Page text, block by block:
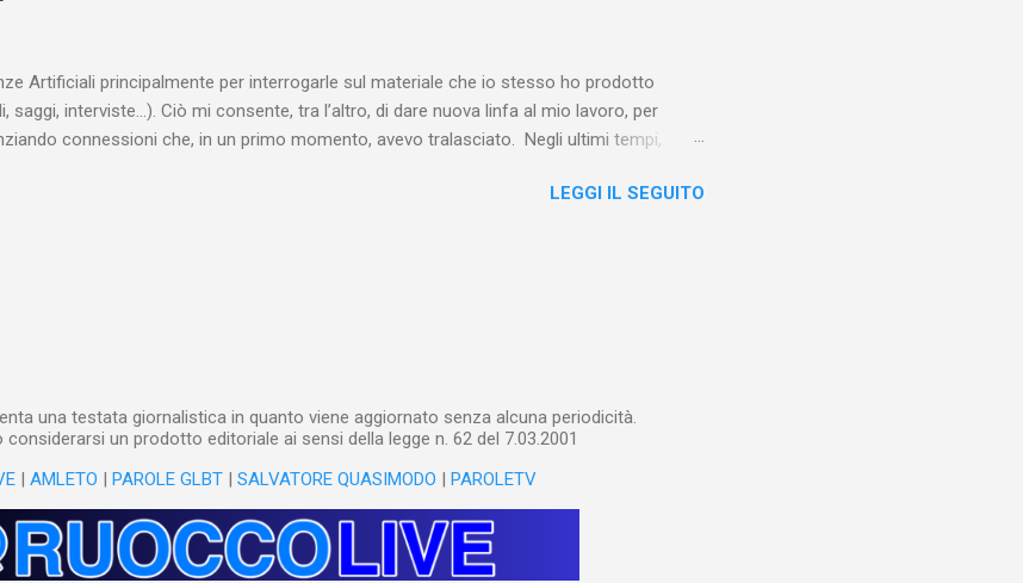
quali fossero le reali condizioni di vita delle persone che abitavano nell’East End e
Artificiali principalmente per interrogarle sul materiale che io stesso ho prodotto
saggi, interviste…). Ciò mi consente, tra l’altro, di dare nuova linfa al mio lavoro, per
connessioni che, in un primo momento, avevo tralasciato. Negli ultimi tempi,
NotebookLM) e lo riempio con il materiale che ho già realizzato nel corso del tempo e che
LEGGI IL SEGUITO
una testata giornalistica in quanto viene aggiornato senza alcuna periodicità.
un prodotto editoriale ai sensi della legge n. 62 del 7.03.2001
| AMLETO | PAROLE GLBT| SALVATORE QUASIMODO | PAROLETV